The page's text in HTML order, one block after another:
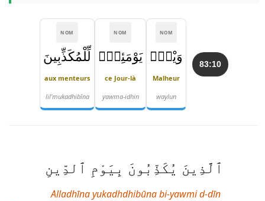
83:10
NOM
وَيْلٌۭ
Malheur
waylun
NOM
يَوْمَئِذٍۢ
ce Jour-là
yawma-idhin
NOM
لِّلْمُكَذِّبِينَ
aux menteurs
lil'mukadhibīna
ٱلَّذِينَ يُكَذِّبُونَ بِيَوْمِ ٱلدِّينِ
Alladhīna yukadhdhibūna bi-yawmi d-dīn